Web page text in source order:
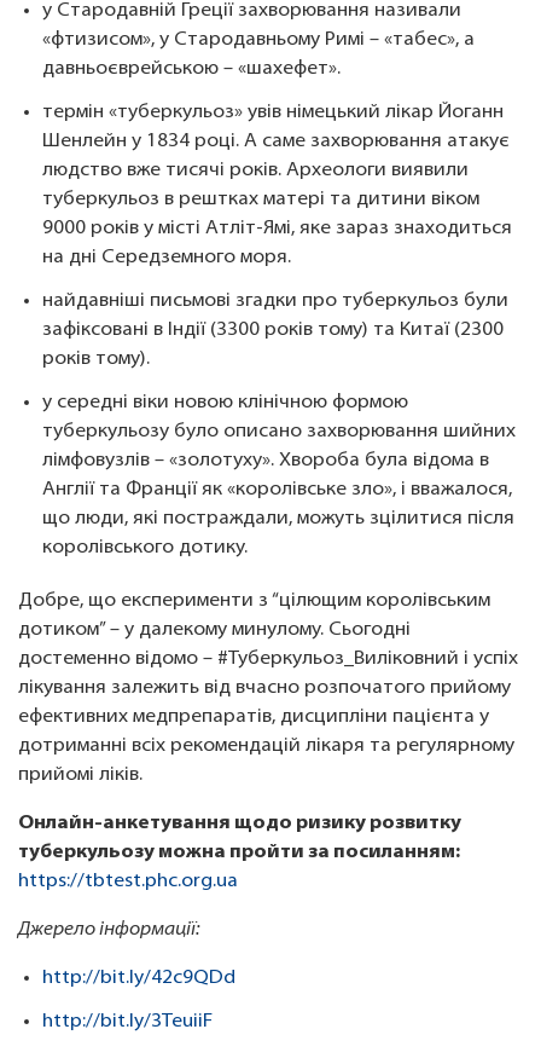
у Стародавній Греції захворювання називали
«фтизисом», у Стародавньому Римі – «табес», а
давньоєврейською – «шахефет».
термін «туберкульоз» увів німецький лікар Йоганн
Шенлейн у 1834 році. А саме захворювання атакує
людство вже тисячі років. Археологи виявили
туберкульоз в рештках матері та дитини віком
9000 років у місті Атліт-Ямі, яке зараз знаходиться
на дні Середземного моря.
найдавніші письмові згадки про туберкульоз були
зафіксовані в Індії (3300 років тому) та Китаї (2300
років тому).
у середні віки новою клінічною формою
туберкульозу було описано захворювання шийних
лімфовузлів – «золотуху». Хвороба була відома в
Англії та Франції як «королівське зло», і вважалося,
що люди, які постраждали, можуть зцілитися після
королівського дотику.
Добре, що експерименти з “цілющим королівським
дотиком” – у далекому минулому. Сьогодні
достеменно відомо – #Туберкульоз_Виліковний і успіх
лікування залежить від вчасно розпочатого прийому
ефективних медпрепаратів, дисципліни пацієнта у
дотриманні всіх рекомендацій лікаря та регулярному
прийомі ліків.
Онлайн-анкетування щодо ризику розвитку
туберкульозу можна пройти за посиланням:
https://tbtest.phc.org.ua
Джерело інформації:
http://bit.ly/42c9QDd
http://bit.ly/3TeuiiF